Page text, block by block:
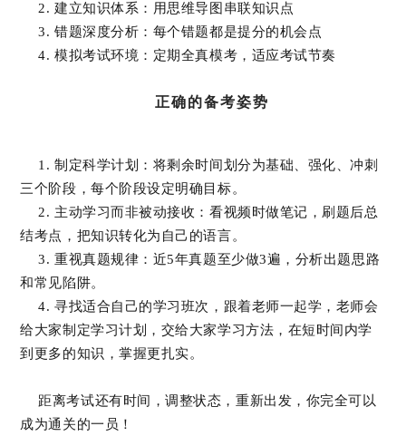
2. 建立知识体系：用思维导图串联知识点
3. 错题深度分析：每个错题都是提分的机会点
4. 模拟考试环境：定期全真模考，适应考试节奏
正确的备考姿势
1. 制定科学计划：将剩余时间划分为基础、强化、冲刺
三个阶段，每个阶段设定明确目标。
2. 主动学习而非被动接收：看视频时做笔记，刷题后总
结考点，把知识转化为自己的语言。
3. 重视真题规律：近5年真题至少做3遍，分析出题思路
和常见陷阱。
4. 寻找适合自己的学习班次，跟着老师一起学，老师会
给大家制定学习计划，交给大家学习方法，在短时间内学
到更多的知识，掌握更扎实。
距离考试还有时间，调整状态，重新出发，你完全可以
成为通关的一员！